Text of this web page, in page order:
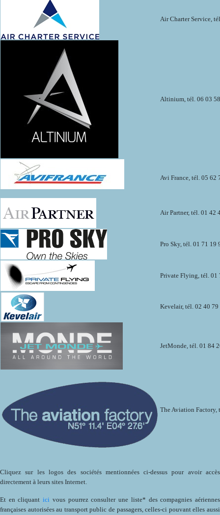
Air Charter Service,
Altinium, tél. 06 03
Avi France, tél. 05 62
Air Partner, tél. 01 42
Pro Sky, tél. 01 71 19
Private Flying, tél. 01
Kevelair, tél. 02 40 79
JetMonde, tél. 01 84
The Aviation Factory,
Cliquez sur les logos des sociétés mentionnées ci-dessus pour avoir accès
directement à leurs sites Internet.
Et en cliquantici vous pourrez consulter une liste* des compagnies aériennes
françaises autorisées au transport public de passagers, celles-ci pouvant elles aussi